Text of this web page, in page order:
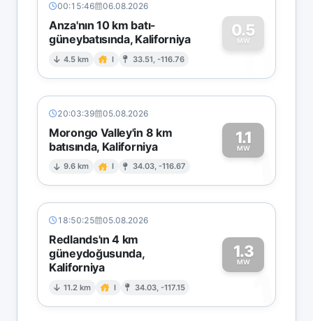
00:15:46 06.08.2026
Anza'nın 10 km batı-
güneybatısında, Kaliforniya
4.5 km I 33.51, -116.76
0.5
MW
0
20:03:39 05.08.2026
Morongo Valley'in 8 km
batısında, Kaliforniya
9.6 km I 34.03, -116.67
1.1
MW1
18:50:25 05.08.2026
Redlands'ın 4 km
güneydoğusunda,
Kaliforniya
11.2 km I 34.03, -117.15
1.3
MW
1